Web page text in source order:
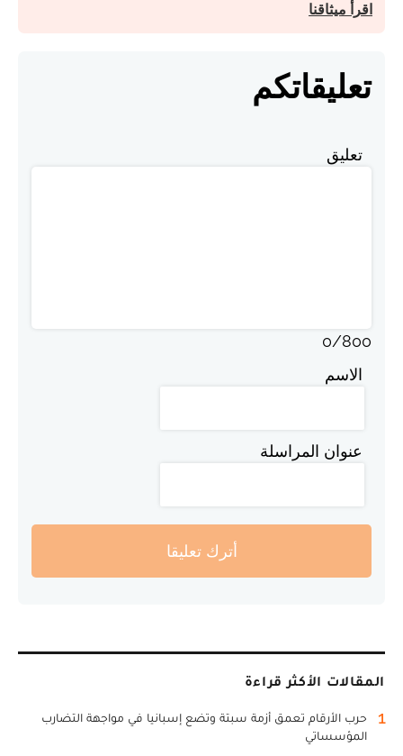
اقرأ ميثاقنا
تعليقاتكم
تعليق
0/800
الاسم
عنوان المراسلة
أترك تعليقا
المقالات الأكثر قراءة
1
حرب الأرقام تعمق أزمة سبتة وتضع إسبانيا في مواجهة التضارب
المؤسساتي